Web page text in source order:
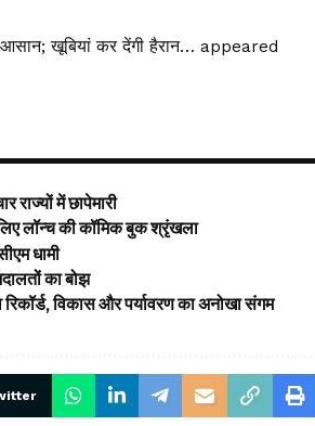
आसान; खूबियां कर देंगी हैरान… appeared
राज्यों में छापेमारी
लॉन्च की कॉमिक बुक श्रृंखला
धामी
का बोझ
विकास और पर्यावरण का अनोखा संगम